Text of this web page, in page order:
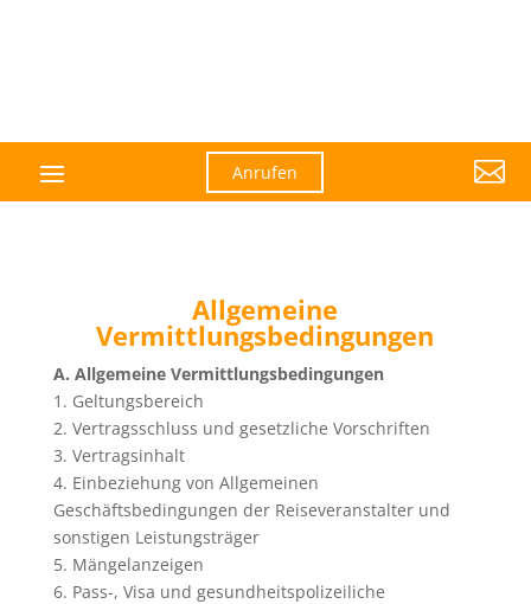
Anrufen 
Allgemeine
Vermittlungsbedingungen
A. Allgemeine Vermittlungsbedingungen
1. Geltungsbereich
2. Vertragsschluss und gesetzliche Vorschriften
3. Vertragsinhalt
4. Einbeziehung von Allgemeinen
Geschäftsbedingungen der Reiseveranstalter und
sonstigen Leistungsträger
5. Mängelanzeigen
6. Pass-, Visa und gesundheitspolizeiliche